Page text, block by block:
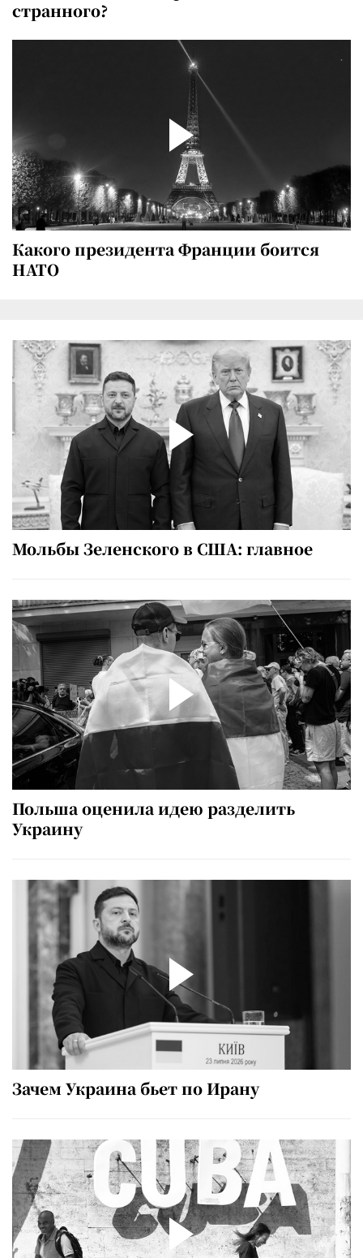
странного?
Какого президента Франции боится
НАТО
Мольбы Зеленского в США: главное
Польша оценила идею разделить
Украину
Зачем Украина бьет по Ирану